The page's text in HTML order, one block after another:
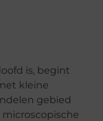
is, begint
kleine
gebied